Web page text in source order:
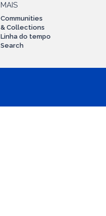
MAIS
Communities
& Collections
Linha do tempo
Search